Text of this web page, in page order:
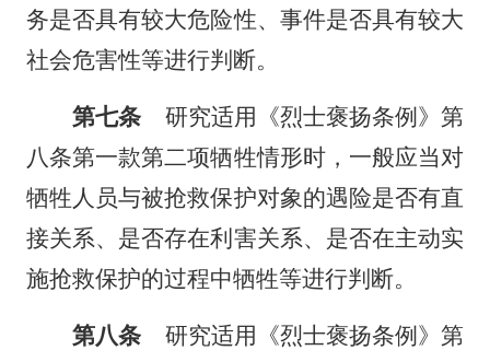
务是否具有较大危险性、事件是否具有较大
社会危害性等进行判断。
第七条 研究适用《烈士褒扬条例》第
八条第一款第二项牺牲情形时，一般应当对
牺牲人员与被抢救保护对象的遇险是否有直
接关系、是否存在利害关系、是否在主动实
施抢救保护的过程中牺牲等进行判断。
第八条 研究适用《烈士褒扬条例》第